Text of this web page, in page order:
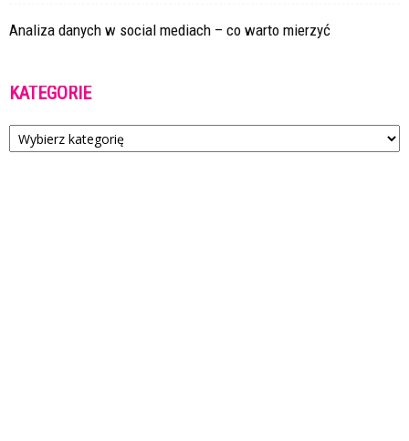
Analiza danych w social mediach – co warto mierzyć
KATEGORIE
Kategorie